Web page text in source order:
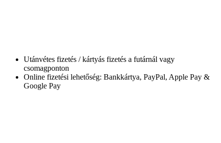
Utánvétes fizetés / kártyás fizetés a futárnál vagy
csomagponton
Online fizetési lehetőség: Bankkártya, PayPal, Apple Pay &
Google Pay